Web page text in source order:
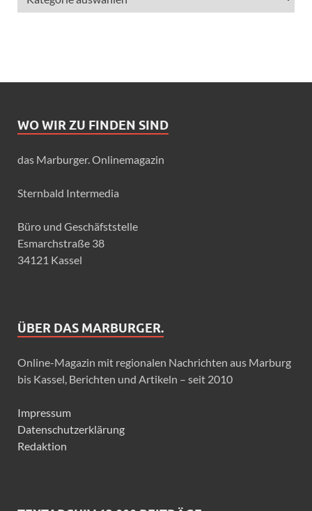
WO WIR ZU FINDEN SIND
das Marburger. Onlinemagazin
Sternbald Intermedia
Büro und Geschäfststelle
Esmarchstraße 38
34121 Kassel
ÜBER DAS MARBURGER.
Online-Magazin mit regionalen Nachrichten aus Marburg
bis Kassel, Berichten und Artikeln – seit 2010
Impressum
Datenschutzerklärung
Redaktion